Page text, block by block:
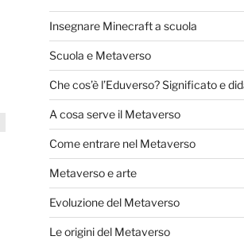
Insegnare Minecraft a scuola
Scuola e Metaverso
Che cos’è l’Eduverso? Significato e
A cosa serve il Metaverso
Come entrare nel Metaverso
Metaverso e arte
Evoluzione del Metaverso
Le origini del Metaverso